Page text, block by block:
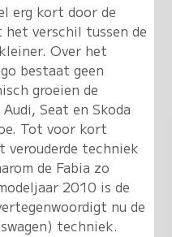
erg kort door de
verschil tussen de
Over het
bestaat geen
groeien de
Seat en Skoda
Tot voor kort
verouderde techniek
de Fabia zo
2010 is de
nu de
techniek.